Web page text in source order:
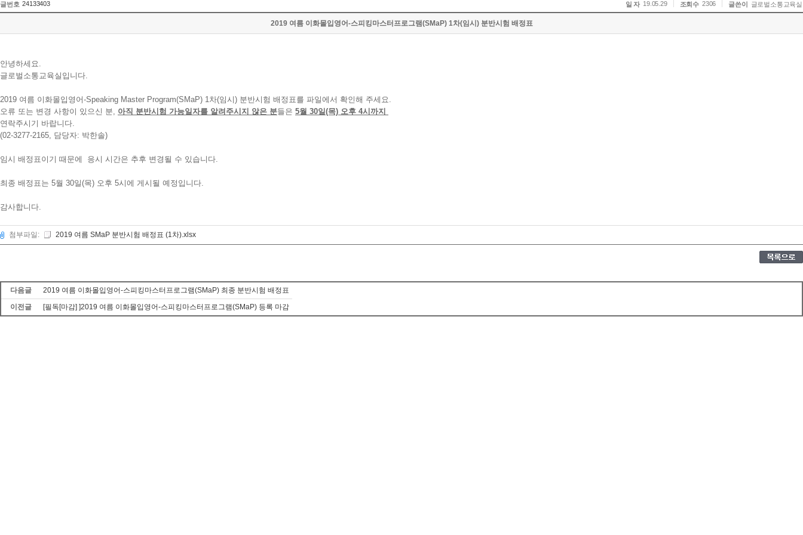
글번호 24133403 일 자 19.05.29 조회수 2306 글쓴이 글로벌소통교육실
2019 여름 이화몰입영어-스피킹마스터프로그램(SMaP) 1차(임시) 분반시험 배정표
안녕하세요.
글로벌소통교육실입니다.
2019 여름 이화몰입영어-Speaking Master Program(SMaP) 1차(임시) 분반시험 배정표를 파일에서 확인해 주세요.
오류 또는 변경 사항이 있으신 분, 아직 분반시험 가능일자를 알려주시지 않은 분들은 5월 30일(목) 오후 4시까지
연락주시기 바랍니다.
(02-3277-2165, 담당자: 박한솔)
임시 배정표이기 때문에 응시 시간은 추후 변경될 수 있습니다.
최종 배정표는 5월 30일(목) 오후 5시에 게시될 예정입니다.
감사합니다.
첨부파일: 2019 여름 SMaP 분반시험 배정표 (1차).xlsx
다음글
2019 여름 이화몰입영어-스피킹마스터프로그램(SMaP) 최종 분반시험 배정표
이전글
[필독[마감] ]2019 여름 이화몰입영어-스피킹마스터프로그램(SMaP) 등록 마감